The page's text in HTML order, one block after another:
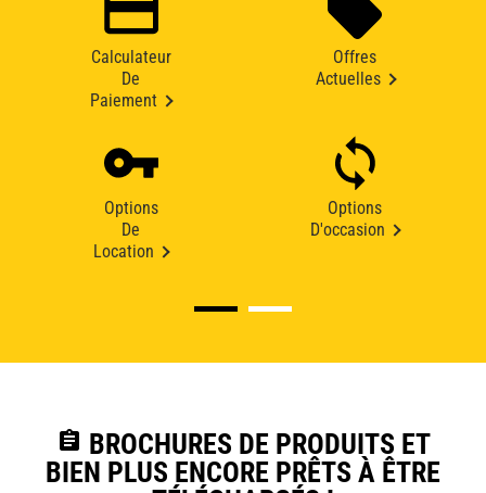
Calculateur
De
Paiement
Offres
Actuelles
Options
De
Location
Options
D'occasion
assignment BROCHURES DE PRODUITS ET
BIEN PLUS ENCORE PRÊTS À ÊTRE